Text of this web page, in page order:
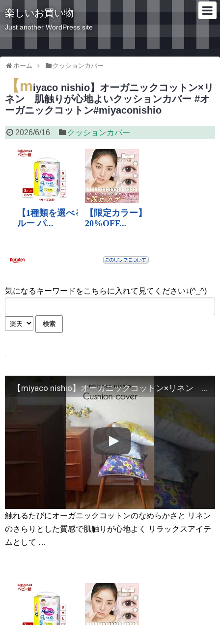
楽しいお買い物
Just another WordPress site
ホーム クッションカバー
【miyaco nishio】オーガニックコットン×リ
ネン 肌触りが心地よいクッションカバー #オ
ーガニックコットン#miyaconishio
2026/6/16 クッションカバー
気になるキーワードをこちらに入れて見てください↓(^_^)
【miyaco nishio】オーガニックコットン×リネン 肌触りが心地よいクッションカバー #オーガニックコットン#miyaconishio
触れるたびにオーガニックコットンのなめらかさと リネン
のさらりとした質感で肌触りが心地よく リラックスアイテ
ムとして …